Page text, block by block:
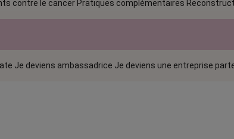
contre le cancer Pratiques complémentaires
Je deviens ambassadrice Je deviens une entreprise